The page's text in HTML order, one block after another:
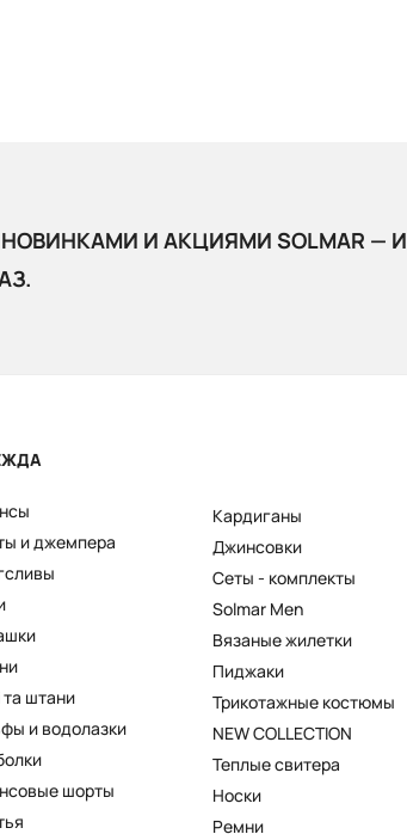
И АКЦИЯМИ SOLMAR — И
и джемпера
та штани
и водолазки
шорты
Кардиганы
Джинсовки
Сеты - комплекты
Solmar Men
Вязаные жилетки
Пиджаки
Трикотажные костюмы
NEW COLLECTION
Теплые свитера
Носки
Ремни